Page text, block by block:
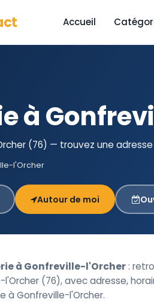
Accueil
à
(76) — trouvez une
l'Orcher
Autour de moi
à Gonfreville-l'Orcher:
l'Orcher (76), avec adresse,
à Gonfreville-l'Orcher.